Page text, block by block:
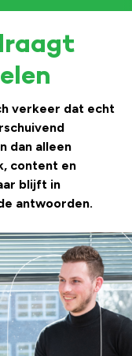
verkeer dat echt
dan alleen
content en
blijft in
antwoorden.